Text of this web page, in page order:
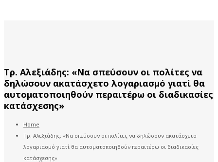
Τρ. Αλεξιάδης: «Να σπεύσουν οι πολίτες να
δηλώσουν ακατάσχετο λογαριασμό γιατί θα
αυτοματοποιηθούν περαιτέρω οι διαδικασίες
κατάσχεσης»
Home
Τρ. Αλεξιάδης: «Να σπεύσουν οι πολίτες να δηλώσουν ακατάσχετο
λογαριασμό γιατί θα αυτοματοποιηθούν περαιτέρω οι διαδικασίες
κατάσχεσης»